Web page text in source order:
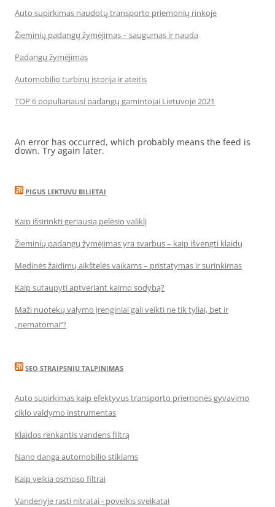
Auto supirkimas naudotų transporto priemonių rinkoje
Žieminių padangų žymėjimas – saugumas ir nauda
Padangų žymėjimas
Automobilio turbinų istorija ir ateitis
TOP 6 populiariausi padangų gamintojai Lietuvoje 2021
An error has occurred, which probably means the feed is
down. Try again later.
PIGUS LEKTUVU BILIETAI
Kaip išsirinkti geriausią pelėsio valiklį
Žieminių padangų žymėjimas yra svarbus – kaip išvengti klaidų
Medinės žaidimų aikštelės vaikams – pristatymas ir surinkimas
Kaip sutaupyti aptveriant kaimo sodybą?
Maži nuotekų valymo įrenginiai gali veikti ne tik tyliai, bet ir
„nematomai‘‘?
SEO STRAIPSNIU TALPINIMAS
Auto supirkimas kaip efektyvus transporto priemonės gyvavimo
ciklo valdymo instrumentas
Klaidos renkantis vandens filtrą
Nano danga automobilio stiklams
Kaip veikia osmoso filtrai
Vandenyje rasti nitratai - poveikis sveikatai